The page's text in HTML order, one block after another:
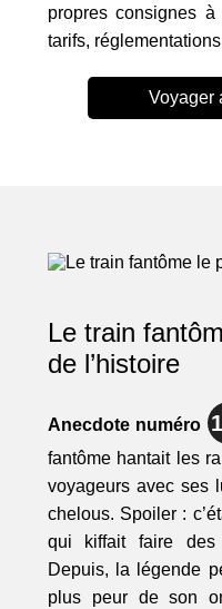
propres consignes
tarifs,
Voyager
Le train
de l’histoire
Anecdote numéro
fantôme hantait les
voyageurs avec ses
chelous. Spoiler :
qui kiffait faire des
Depuis, la légende
plus peur de son